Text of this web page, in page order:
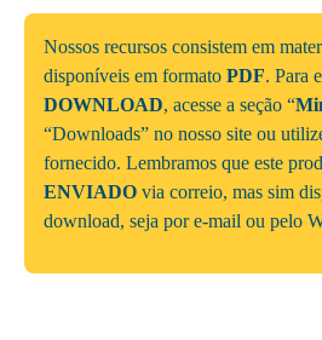
Nossos recursos consistem em
disponíveis em formato PDF. Para
DOWNLOAD, acesse a seção “
“Downloads” no nosso site ou
fornecido. Lembramos que este
ENVIADO via correio, mas sim
download, seja por e-mail ou pelo